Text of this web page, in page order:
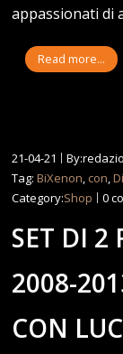
appassionati di
Read more...
21-04-21
Tag:BiXenon, con,
Category:Shop 0
SET DI 2
2008-
CON